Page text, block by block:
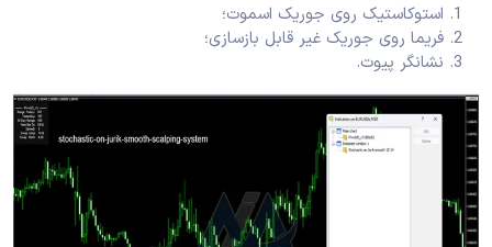
استوکاستیک روی جوریک اسموت؛
فریما روی جوریک غیر قابل بازسازی؛
نشانگر پیوت.